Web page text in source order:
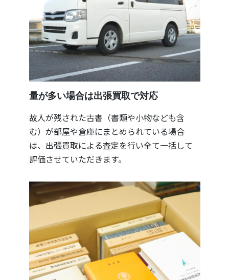
量が多い場合は出張買取で対応
故人が残された古書（書類や小物なども含
む）が部屋や倉庫にまとめられている場合
は、出張買取による査定を行い全て一括して
評価させていただきます。